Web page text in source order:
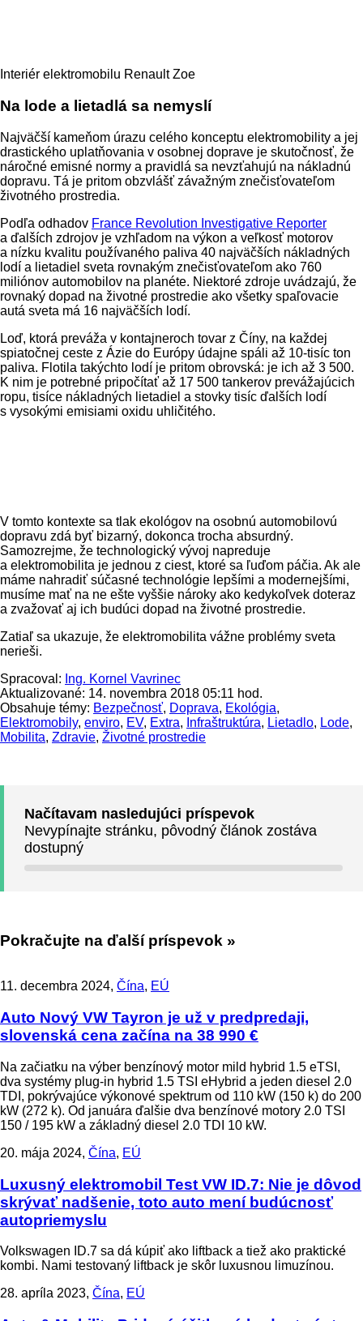
Interiér elektromobilu Renault Zoe
Na lode a lietadlá sa nemyslí
Najväčší kameňom úrazu celého konceptu elektromobility a jej
drastického uplatňovania v osobnej doprave je skutočnosť, že
náročné emisné normy a pravidlá sa nevzťahujú na nákladnú
dopravu. Tá je pritom obzvlášť závažným znečisťovateľom
životného prostredia.
Podľa odhadov France Revolution Investigative Reporter
a ďalších zdrojov je vzhľadom na výkon a veľkosť motorov
a nízku kvalitu používaného paliva 40 najväčších nákladných
lodí a lietadiel sveta rovnakým znečisťovateľom ako 760
miliónov automobilov na planéte. Niektoré zdroje uvádzajú, že
rovnaký dopad na životné prostredie ako všetky spaľovacie
autá sveta má 16 najväčších lodí.
Loď, ktorá preváža v kontajneroch tovar z Číny, na každej
spiatočnej ceste z Ázie do Európy údajne spáli až 10-tisíc ton
paliva. Flotila takýchto lodí je pritom obrovská: je ich až 3 500.
K nim je potrebné pripočítať až 17 500 tankerov prevážajúcich
ropu, tisíce nákladných lietadiel a stovky tisíc ďalších lodí
s vysokými emisiami oxidu uhličitého.
V tomto kontexte sa tlak ekológov na osobnú automobilovú
dopravu zdá byť bizarný, dokonca trocha absurdný.
Samozrejme, že technologický vývoj napreduje
a elektromobilita je jednou z ciest, ktoré sa ľuďom páčia. Ak ale
máme nahradiť súčasné technológie lepšími a modernejšími,
musíme mať na ne ešte vyššie nároky ako kedykoľvek doteraz
a zvažovať aj ich budúci dopad na životné prostredie.
Zatiaľ sa ukazuje, že elektromobilita vážne problémy sveta
nerieši.
Spracoval: Ing. Kornel Vavrinec
Aktualizované: 14. novembra 2018 05:11 hod.
Obsahuje témy: Bezpečnosť, Doprava, Ekológia,
Elektromobily, enviro, EV, Extra, Infraštruktúra, Lietadlo, Lode,
Mobilita, Zdravie, Životné prostredie
Načítavam nasledujúci príspevok
Nevypínajte stránku, pôvodný článok zostáva
dostupný
Pokračujte na ďalší príspevok »
11. decembra 2024, Čína, EÚ
Auto Nový VW Tayron je už v predpredaji,
slovenská cena začína na 38 990 €
Na začiatku na výber benzínový motor mild hybrid 1.5 eTSI,
dva systémy plug-in hybrid 1.5 TSI eHybrid a jeden diesel 2.0
TDI, pokrývajúce výkonové spektrum od 110 kW (150 k) do 200
kW (272 k). Od januára ďalšie dva benzínové motory 2.0 TSI
150 / 195 kW a základný diesel 2.0 TDI 10 kW.
20. mája 2024, Čína, EÚ
Luxusný elektromobil Test VW ID.7: Nie je dôvod
skrývať nadšenie, toto auto mení budúcnosť
autopriemyslu
Volkswagen ID.7 sa dá kúpiť ako liftback a tiež ako praktické
kombi. Nami testovaný liftback je skôr luxusnou limuzínou.
28. apríla 2023, Čína, EÚ